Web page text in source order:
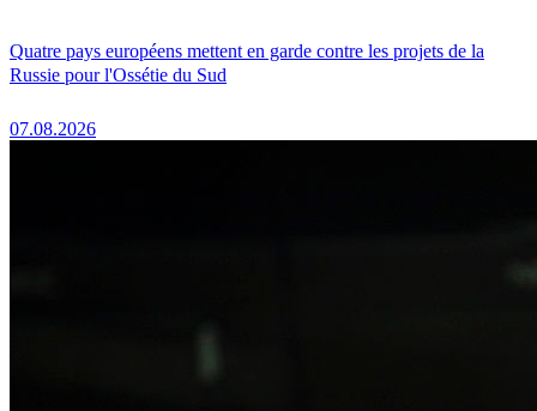
Quatre pays européens mettent en garde contre les projets de la
Russie pour l'Ossétie du Sud
07.08.2026